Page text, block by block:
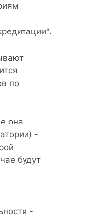
по
она
-
будут
-